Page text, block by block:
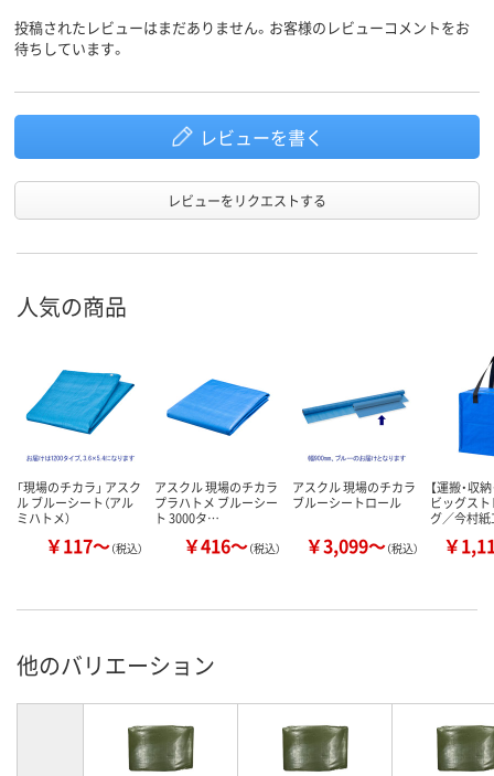
投稿されたレビューはまだありません。お客様のレビューコメントをお
待ちしています。
レビューを書く
レビューをリクエストする
人気の商品
「現場のチカラ」 アスク
ル ブルーシート（アル
ミハトメ）
￥117～（税込）
アスクル 現場のチカラ
プラハトメ ブルーシー
ト 3000タ…
￥416～（税込）
アスクル 現場のチカラ
ブルーシートロール
￥3,099～（税込）
【運搬・収
ビッグス
グ／今村紙
￥
他のバリエーション